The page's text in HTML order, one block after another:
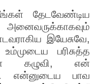
தேடவேண்டிய
இயேசுவே,
பரிசுத்த
கழுவி, என்
என்னுடைய பாவ